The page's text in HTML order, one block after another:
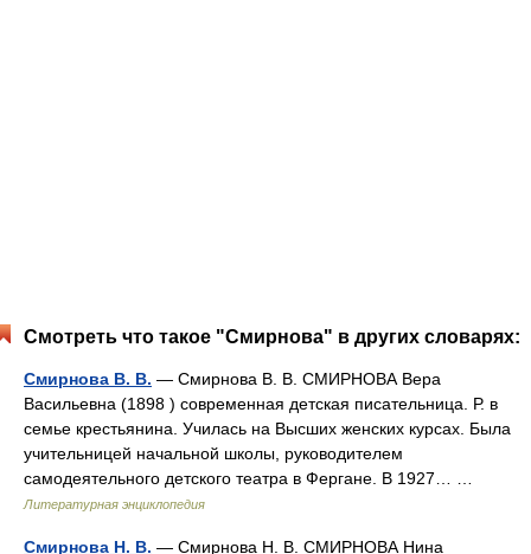
Смотреть что такое "Смирнова" в других словарях:
Смирнова В. В. — Смирнова В. В. СМИРНОВА Вера
Васильевна (1898 ) современная детская писательница. Р. в
семье крестьянина. Училась на Высших женских курсах. Была
учительницей начальной школы, руководителем
самодеятельного детского театра в Фергане. В 1927… …
Литературная энциклопедия
Смирнова Н. В. — Смирнова Н. В. СМИРНОВА Нина